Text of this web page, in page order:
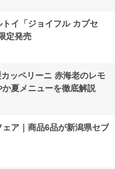
イ「ジョイフル カプセ
定発売
ッペリーニ 赤海老のレモ
夏メニューを徹底解説
ア｜商品6品が新潟県セブ